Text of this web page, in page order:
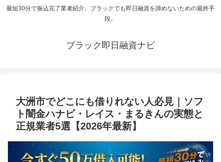
最短30分で振込完了業者紹介。ブラックでも即日融資を諦めないための最終手
段。
ブラック即日融資ナビ
大洲市でどこにも借りれない人必見｜ソフ
ト闇金ハナビ・レイス・まるきんの実態と
正規業者5選【2026年最新】